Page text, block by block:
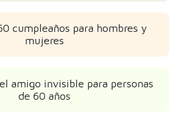
cumpleaños para hombres y
mujeres
amigo invisible para personas
de 60 años